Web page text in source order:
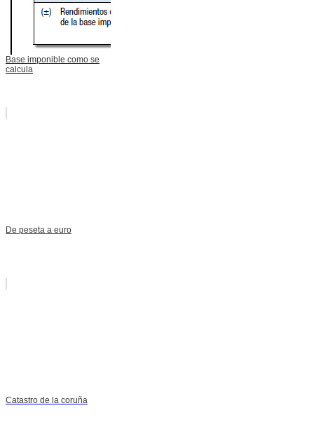
Base imponible como se
calcula
De peseta a euro
Catastro de la coruña